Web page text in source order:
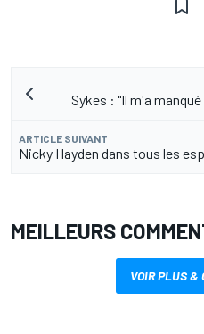
Sykes : "Il m'a
ARTICLE SUIVANT
Nicky Hayden dans tous les
MEILLEURS
VOIR PLUS &